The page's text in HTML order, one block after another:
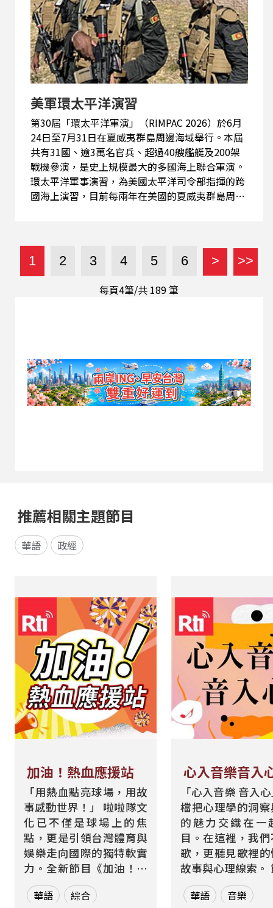
美軍環太平洋演習
第30屆「環太平洋軍演」（RIMPAC 2026）於6月
24日至7月31日在夏威夷群島周邊海域舉行。本屆
共有31國、逾3萬名官兵、超過40艘艦艇及200架
戰機參演，是史上規模最大的多國海上聯合軍演。
環太平洋軍事演習，為美國太平洋司令部指揮的跨
國海上演習，目前每兩年在美國的夏威夷群島周邊
目訪問「軍情與航空」網站主編施孝瑋，就今年美
軍環太平洋演習的重點和參與國家及針對目的等相
關話題深入探討分析。
1 2 3 4 5 6 > >>
每頁4筆/共 189筆
推薦相關主題節目
華語 政經
加油！熱血應援站
「用熱血點亮球場，用故
事感動世界！」 啦啦隊文
化已不僅是球場上的焦
點，更是引領台灣體育與
娛樂走向國際的獨特軟實
力。全新節目《加油！熱
血應援站》，由香港藝人
張啟樂與影視運動產業專
華語 綜合
心入音樂音入
「心入音樂 音入
檔把心理學的洞
的魅力交織在一
目。在這裡，我
歌，更聽見歌裡
故事與心理線索。 節目從
心理學的角度出
聽眾探索音樂如
華語 音樂